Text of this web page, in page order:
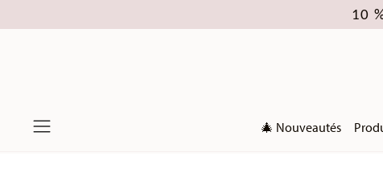
10
🎄 Nouveautés